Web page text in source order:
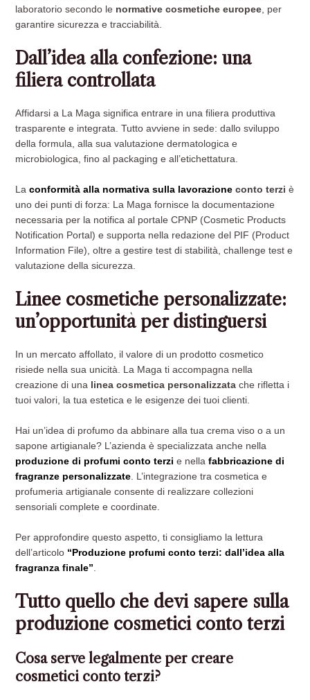
laboratorio secondo le normative cosmetiche europee, per
garantire sicurezza e tracciabilità.
Dall’idea alla confezione: una
filiera controllata
Affidarsi a La Maga significa entrare in una filiera produttiva
trasparente e integrata. Tutto avviene in sede: dallo sviluppo
della formula, alla sua valutazione dermatologica e
microbiologica, fino al packaging e all’etichettatura.
Laconformità alla normativa sulla lavorazione conto terzi è
uno dei punti di forza: La Maga fornisce la documentazione
necessaria per la notifica al portale CPNP (Cosmetic Products
Notification Portal) e supporta nella redazione del PIF (Product
Information File), oltre a gestire test di stabilità, challenge test e
valutazione della sicurezza.
Linee cosmetiche personalizzate:
un’opportunità per distinguersi
In un mercato affollato, il valore di un prodotto cosmetico
risiede nella sua unicità. La Maga ti accompagna nella
creazione di una linea cosmetica personalizzata che rifletta i
tuoi valori, la tua estetica e le esigenze dei tuoi clienti.
Hai un’idea di profumo da abbinare alla tua crema viso o a un
sapone artigianale? L’azienda è specializzata anche nella
produzione di profumi conto terzi e nella fabbricazione di
fragranze personalizzate . L’integrazione tra cosmetica e
profumeria artigianale consente di realizzare collezioni
sensoriali complete e coordinate.
Per approfondire questo aspetto, ti consigliamo la lettura
dell’articolo “Produzione profumi conto terzi: dall’idea alla
fragranza finale”
Tutto quello che devi sapere sulla
produzione cosmetici conto terzi
Cosa serve legalmente per creare
cosmetici conto terzi?